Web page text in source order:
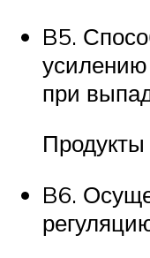
B5.
усилению
при
B6.